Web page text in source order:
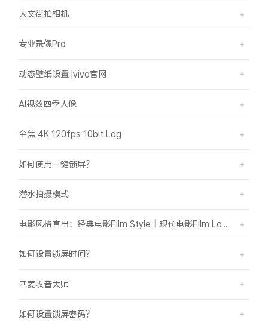
人文街拍相机
专业录像Pro
动态壁纸设置 |vivo官网
AI视效四季人像
全焦 4K 120fps 10bit Log
如何使用一键锁屏？
潜水拍摄模式
如何设置锁屏时间？
四麦收音大师
如何设置锁屏密码？